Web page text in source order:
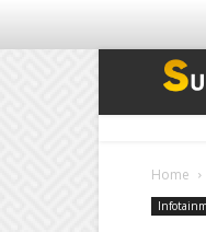
Home